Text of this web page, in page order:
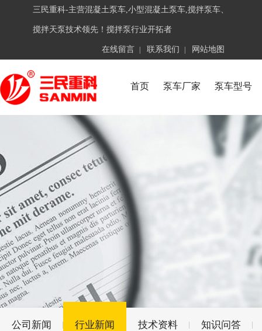
三民重科-主营混凝土泵车,小型混凝土泵车,搅拌泵车、
搅拌天泵技术领先！搅拌泵行业开拓者
在线留言 联系我们 网站地图
首页 泵车厂家 泵车型号
公司新闻 行业新闻 技术资料 知识问答